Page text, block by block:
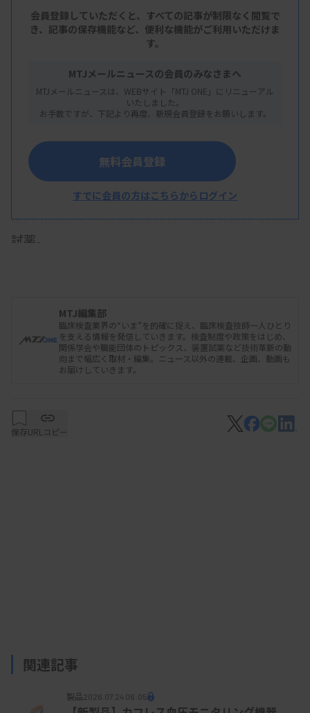
保険適用の拡大は使用目的の変更が昨年9月に薬事
承認されたことを受けたもの。これまでの潰瘍性大
断補助」と「クローン病の病態把握の補助」でも保
険で使えるようになった。このため使用目的の記載
が「炎症性腸疾患の診断補助および病態把握の補
助」に改められた。
同製品は糞便中のカルプロテクチンを金コロイド凝
集法で測定する。同社の自動分析装置「ヘモテクト
NS-Prime」と「全自動便尿分析装置 AA01」の専用
試薬。
を算定できる。
資料はこちら
会員登録していただくと、すべての記事が制限なく閲覧で
き、 記事の保存機能など、便利な機能がご利用いただけま
す。
MTJメールニュースの会員のみなさまへ
MTJメールニュースは、WEBサイト「MTJ ONE」にリニューアル
いたしました。
お手数ですが、下記より再度、新規会員登録をお願いします。
無料会員登録
すでに会員の方はこちらからログイン
MTJ編集部
臨床検査業界の“いま”を的確に捉え、臨床検査技師一人ひとり
を支える情報を発信していきます。検査制度や政策をはじめ、
関係学会や職能団体のトピックス、装置試薬など技術革新の動
向まで幅広く取材・編集。ニュース以外の連載、企画、動画も
お届けしていきます。
保存URLコピー
関連記事
製品2026.07.24 06:05